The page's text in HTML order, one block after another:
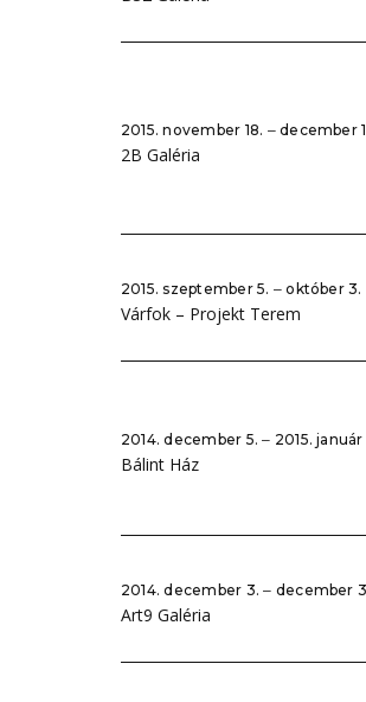
2015. november 18. ‒ december
2B Galéria
2015. szeptember 5. ‒ október 3.
Várfok – Projekt Terem
2014. december 5. ‒ 2015. január
Bálint Ház
2014. december 3. ‒ december
Art9 Galéria